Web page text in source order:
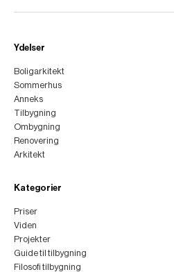
Ydelser
Boligarkitekt
Sommerhus
Anneks
Tilbygning
Ombygning
Renovering
Arkitekt
Kategorier
Priser
Viden
Projekter
Guide til tilbygning
Filosofi tilbygning